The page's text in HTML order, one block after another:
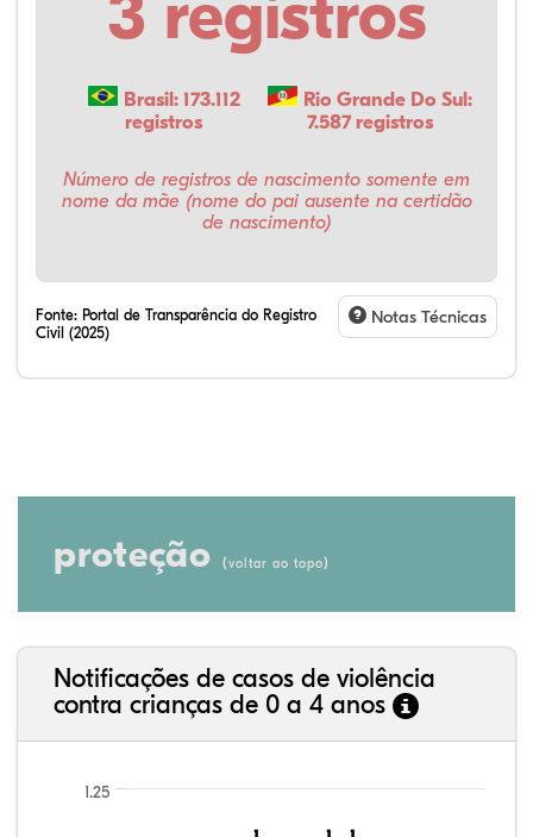
3 registros
Brasil: 173.112
registros
Rio Grande Do Sul:
7.587 registros
Número de registros de nascimento somente em
nome da mãe (nome do pai ausente na certidão
de nascimento)
Fonte: Portal de Transparência do Registro
Civil (2025)
Notas Técnicas
proteção (voltar ao topo)
Notificações de casos de violência
contra crianças de 0 a 4 anos
1.25